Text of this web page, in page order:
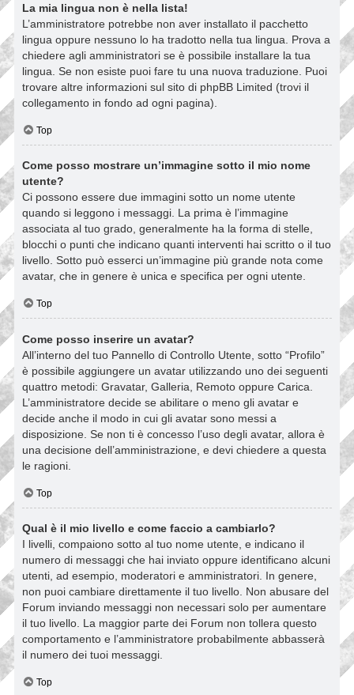
La mia lingua non è nella lista!
L’amministratore potrebbe non aver installato il pacchetto
lingua oppure nessuno lo ha tradotto nella tua lingua. Prova a
chiedere agli amministratori se è possibile installare la tua
lingua. Se non esiste puoi fare tu una nuova traduzione. Puoi
trovare altre informazioni sul sito di phpBB Limited (trovi il
collegamento in fondo ad ogni pagina).
Top
Come posso mostrare un’immagine sotto il mio nome
utente?
Ci possono essere due immagini sotto un nome utente
quando si leggono i messaggi. La prima è l’immagine
associata al tuo grado, generalmente ha la forma di stelle,
blocchi o punti che indicano quanti interventi hai scritto o il tuo
livello. Sotto può esserci un’immagine più grande nota come
avatar, che in genere è unica e specifica per ogni utente.
Top
Come posso inserire un avatar?
All’interno del tuo Pannello di Controllo Utente, sotto “Profilo”
è possibile aggiungere un avatar utilizzando uno dei seguenti
quattro metodi: Gravatar, Galleria, Remoto oppure Carica.
L’amministratore decide se abilitare o meno gli avatar e
decide anche il modo in cui gli avatar sono messi a
disposizione. Se non ti è concesso l’uso degli avatar, allora è
una decisione dell’amministrazione, e devi chiedere a questa
le ragioni.
Top
Qual è il mio livello e come faccio a cambiarlo?
I livelli, compaiono sotto al tuo nome utente, e indicano il
numero di messaggi che hai inviato oppure identificano alcuni
utenti, ad esempio, moderatori e amministratori. In genere,
non puoi cambiare direttamente il tuo livello. Non abusare del
Forum inviando messaggi non necessari solo per aumentare
il tuo livello. La maggior parte dei Forum non tollera questo
comportamento e l’amministratore probabilmente abbasserà
il numero dei tuoi messaggi.
Top